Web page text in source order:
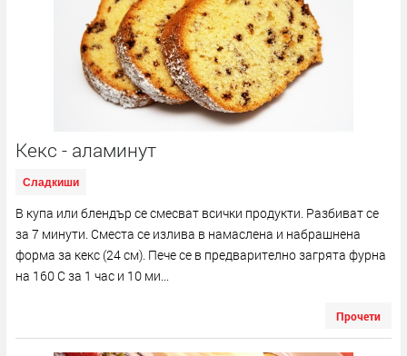
Кекс - аламинут
Сладкиши
В купа или блендър се смесват всички продукти. Разбиват се
за 7 минути. Сместа се излива в намаслена и набрашнена
форма за кекс (24 см). Пече се в предварително загрята фурна
на 160 С за 1 час и 10 ми...
Прочети